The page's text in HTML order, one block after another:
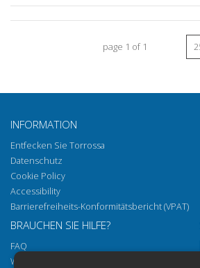
page 1 of 1
INFORMATION
Entfecken Sie Torrossa
Datenschutz
Cookie Policy
Accessibility
Barrierefreiheits-Konformitätsbericht (VPAT)
BRAUCHEN SIE HILFE?
FAQ
Wie öffnen Sie unsere Dokumente